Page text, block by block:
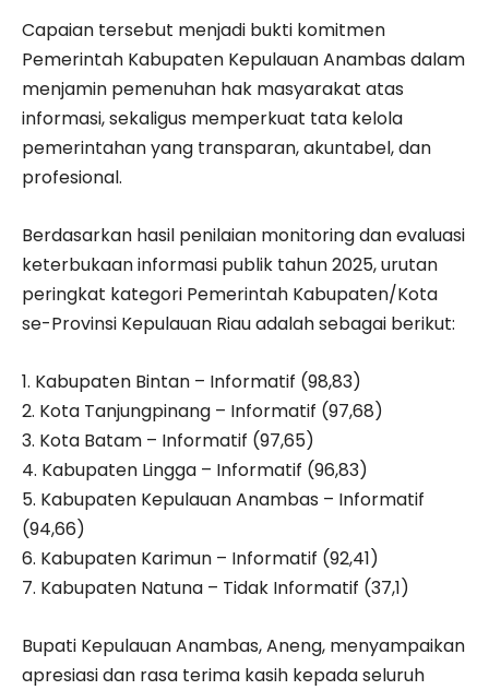
Capaian tersebut menjadi bukti komitmen
Pemerintah Kabupaten Kepulauan Anambas dalam
menjamin pemenuhan hak masyarakat atas
informasi, sekaligus memperkuat tata kelola
pemerintahan yang transparan, akuntabel, dan
profesional.
Berdasarkan hasil penilaian monitoring dan evaluasi
keterbukaan informasi publik tahun 2025, urutan
peringkat kategori Pemerintah Kabupaten/Kota
se-Provinsi Kepulauan Riau adalah sebagai berikut:
1. Kabupaten Bintan – Informatif (98,83)
2. Kota Tanjungpinang – Informatif (97,68)
3. Kota Batam – Informatif (97,65)
4. Kabupaten Lingga – Informatif (96,83)
5. Kabupaten Kepulauan Anambas – Informatif
(94,66)
6. Kabupaten Karimun – Informatif (92,41)
7. Kabupaten Natuna – Tidak Informatif (37,1)
Bupati Kepulauan Anambas, Aneng, menyampaikan
apresiasi dan rasa terima kasih kepada seluruh